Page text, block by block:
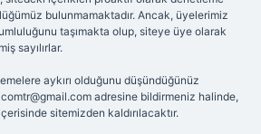
bulunmamaktadır. Ancak, üyelerimiz
taşımakta olup, siteye üye olarak
sayılırlar.
aykırı olduğunu düşündüğünüz
adresine bildirmeniz halinde,
sitemizden kaldırılacaktır.